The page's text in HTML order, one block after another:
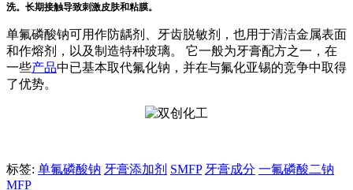
洗。长期接触导致刺激皮肤和粘膜。
单氟磷酸钠可用作防龋剂、牙齿脱敏剂，也用于清洁金属表面
和作熔剂，以及制造特种玻璃。 它一般为牙膏配方之一，在
一些产品中已基本取代氟化钠，并在与氟化亚锡的竞争中取得
了优势。
标签: 单氟磷酸钠 牙膏添加剂 SMFP 牙膏成分 一氟磷酸二钠
MFP